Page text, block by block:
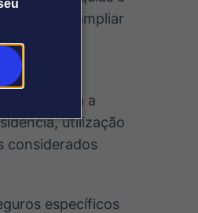
para ampliar
do
para a
utilização
considerados
específicos